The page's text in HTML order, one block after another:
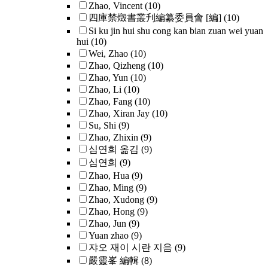
Zhao, Vincent (10)
四庫禁燬書叢刋編纂委員會 [編] (10)
Si ku jin hui shu cong kan bian zuan wei yuan
hui (10)
Wei, Zhao (10)
Zhao, Qizheng (10)
Zhao, Yun (10)
Zhao, Li (10)
Zhao, Fang (10)
Zhao, Xiran Jay (10)
Su, Shi (9)
Zhao, Zhixin (9)
심연희 옮김 (9)
심연희 (9)
Zhao, Hua (9)
Zhao, Ming (9)
Zhao, Xudong (9)
Zhao, Hong (9)
Zhao, Jun (9)
Yuan zhao (9)
쟈오 재이 시란 지음 (9)
嚴靈峯 編輯 (8)